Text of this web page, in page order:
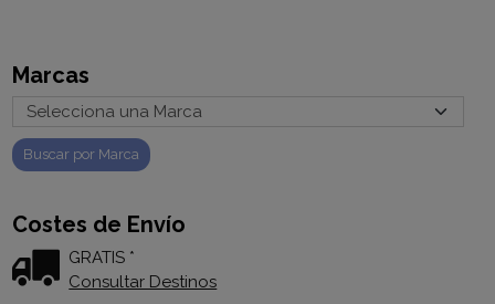
Marcas
Costes de Envío
GRATIS *
Consultar Destinos